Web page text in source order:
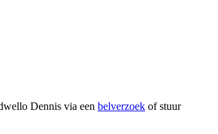
Dennis via een belverzoek of stuur